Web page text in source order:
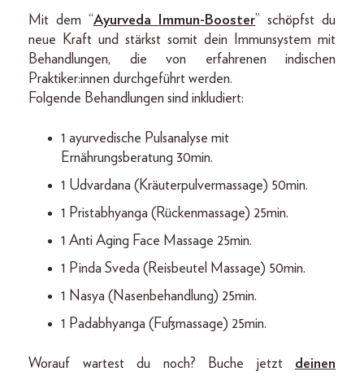
Mit dem “Ayurveda Immun-Booster” schöpfst du
neue Kraft und stärkst somit dein Immunsystem mit
Behandlungen, die von erfahrenen indischen
Praktiker:innen durchgeführt werden.
Folgende Behandlungen sind inkludiert:
1 ayurvedische Pulsanalyse mit
Ernährungsberatung 30min.
1 Udvardana (Kräuterpulvermassage) 50min.
1 Pristabhyanga (Rückenmassage) 25min.
1 Anti Aging Face Massage 25min.
1 Pinda Sveda (Reisbeutel Massage) 50min.
1 Nasya (Nasenbehandlung) 25min.
1 Padabhyanga (Fußmassage) 25min.
Worauf wartest du noch? Buche jetzt deinen